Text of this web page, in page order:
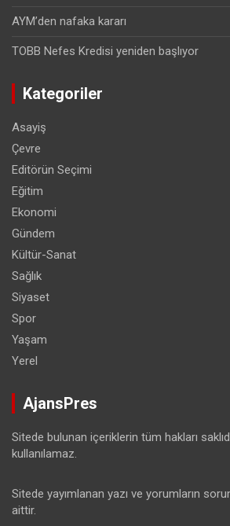
AYM’den nafaka kararı
TOBB Nefes Kredisi yeniden başlıyor
Kategoriler
Asayiş
Çevre
Editörün Seçimi
Eğitim
Ekonomi
Gündem
Kültür-Sanat
Sağlık
Siyaset
Spor
Yaşam
Yerel
AjansPres
Sitede bulunan içeriklerin tüm hakları
kullanılamaz.
Sitede yayımlanan yazı ve yorumların
aittir.